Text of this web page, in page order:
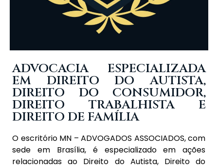
ADVOCACIA ESPECIALIZADA
EM DIREITO DO AUTISTA,
DIREITO DO CONSUMIDOR,
DIREITO TRABALHISTA E
DIREITO DE FAMÍLIA
O escritório MN – ADVOGADOS ASSOCIADOS, com
sede em Brasília, é especializado em ações
relacionadas ao Direito do Autista, Direito do